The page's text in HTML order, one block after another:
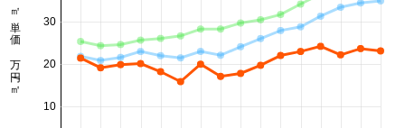
10
20
30
㎡単価 万円/㎡